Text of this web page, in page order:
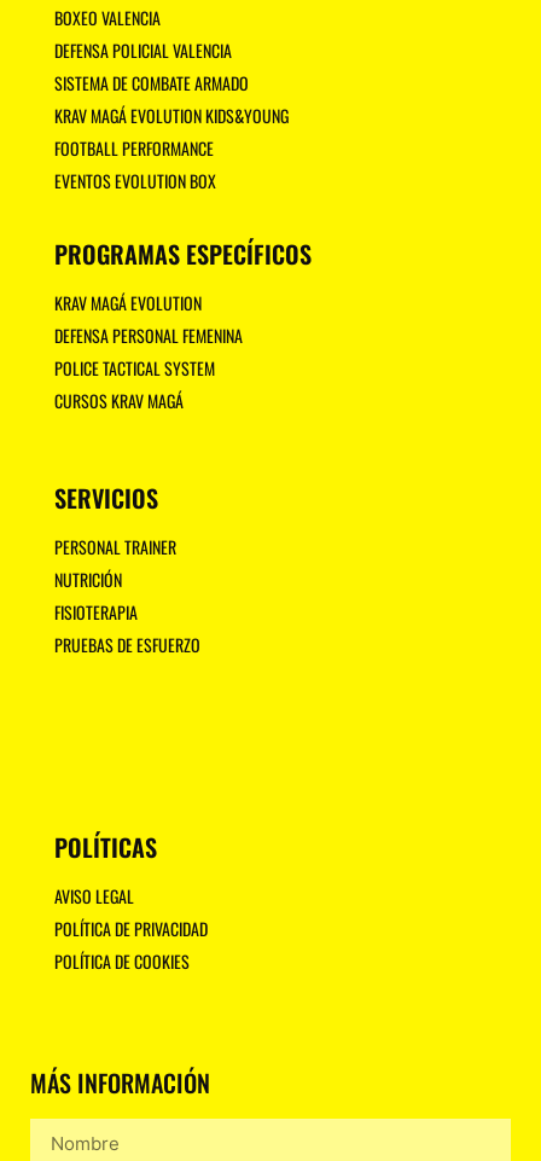
BOXEO VALENCIA
DEFENSA POLICIAL VALENCIA
SISTEMA DE COMBATE ARMADO
KRAV MAGÁ EVOLUTION KIDS&YOUNG
FOOTBALL PERFORMANCE
EVENTOS EVOLUTION BOX
PROGRAMAS ESPECÍFICOS
KRAV MAGÁ EVOLUTION
DEFENSA PERSONAL FEMENINA
POLICE TACTICAL SYSTEM
CURSOS KRAV MAGÁ
SERVICIOS
PERSONAL TRAINER
NUTRICIÓN
FISIOTERAPIA
PRUEBAS DE ESFUERZO
POLÍTICAS
AVISO LEGAL
POLÍTICA DE PRIVACIDAD
POLÍTICA DE COOKIES
MÁS INFORMACIÓN